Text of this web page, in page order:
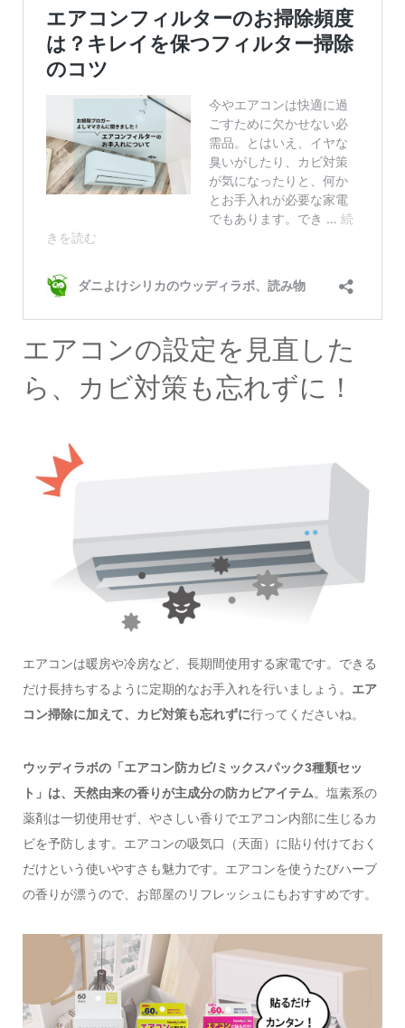
エアコンの設定を見直した
ら、カビ対策も忘れずに！
エアコンは暖房や冷房など、長期間使用する家電です。できる
だけ長持ちするように定期的なお手入れを行いましょう。 エア
コン掃除に加えて、カビ対策も忘れずに行ってくださいね。
ウッディラボの「エアコン防カビ/ミックスパック3種類セッ
ト」は、天然由来の香りが主成分の防カビアイテム。塩素系の
薬剤は一切使用せず、やさしい香りでエアコン内部に生じるカ
ビを予防します。エアコンの吸気口（天面）に貼り付けておく
だけという使いやすさも魅力です。エアコンを使うたびハーブ
の香りが漂うので、お部屋のリフレッシュにもおすすめです。